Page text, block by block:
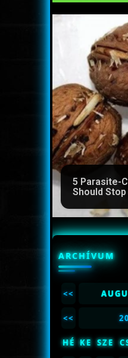
5 Parasite-
Should
ARCHÍVUM
<<
<<
HÉ KE SZE